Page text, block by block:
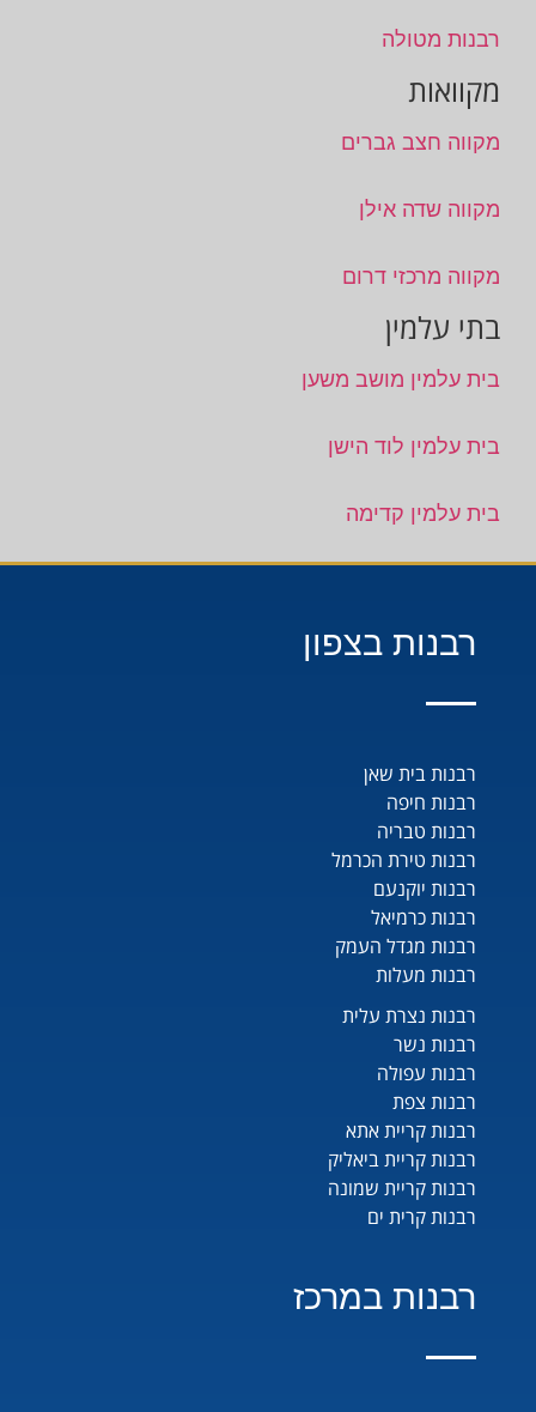
רבנות מטולה
מקוואות
מקווה חצב גברים
מקווה שדה אילן
מקווה מרכזי דרום
בתי עלמין
בית עלמין מושב משען
בית עלמין לוד הישן
בית עלמין קדימה
רבנות בצפון
רבנות בית שאן
רבנות חיפה
רבנות טבריה
רבנות טירת הכרמל
רבנות יוקנעם
רבנות כרמיאל
רבנות מגדל העמק
רבנות מעלות
רבנות נצרת עלית
רבנות נשר
רבנות עפולה
רבנות צפת
רבנות קריית אתא
רבנות קריית ביאליק
רבנות קריית שמונה
רבנות קרית ים
רבנות במרכז